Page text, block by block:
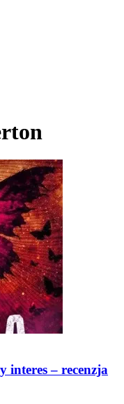
interes – recenzja